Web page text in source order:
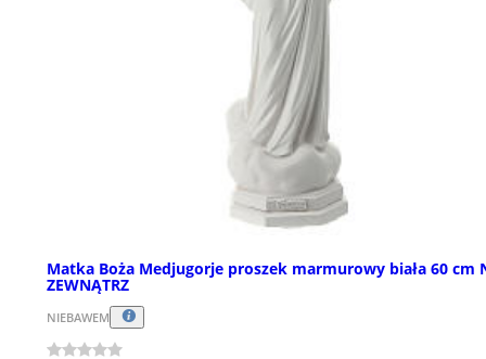
Matka Boża Medjugorje proszek marmurowy biała 60 cm
ZEWNĄTRZ
NIEBAWEM